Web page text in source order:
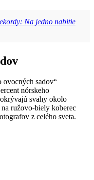
Na jedno nabitie
ovocných sadov“
nórskeho
svahy okolo
ružovo-biely koberec
z celého sveta.